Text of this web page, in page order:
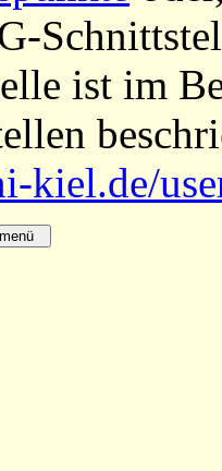
ist im
kiel.de/